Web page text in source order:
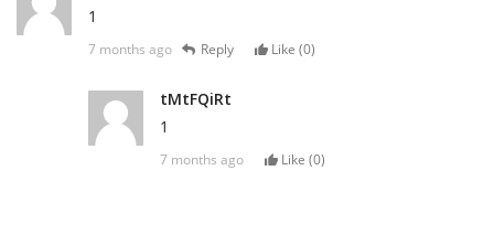
1
7 months ago Reply Like (0)
tMtFQiRt
1
7 months ago Like (0)